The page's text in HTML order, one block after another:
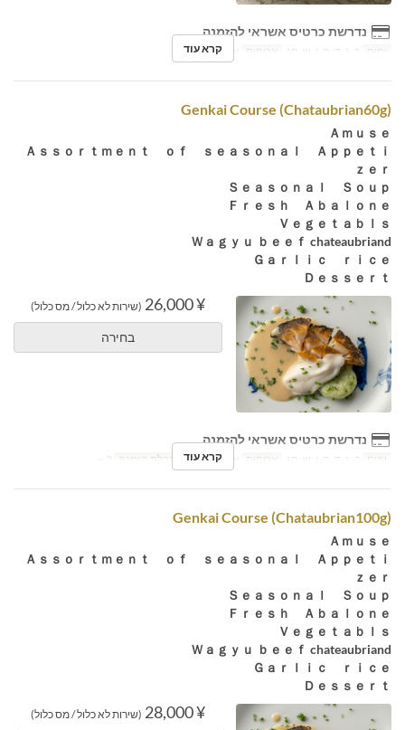
נדרשת כרטיס אשראי להזמנה
ימים ב, ג, ד, ה, ו, ש, חג ארוחות ארוחת ערב
קרא עוד
Genkai Course (Chataubrian60g)
Ａｍｕｓｅ
Ａｓｓｏｒｔｍｅｎｔ ｏｆ ｓｅａｓｏｎａｌ Ａｐｐｅｔｉ
ｚｅｒ
Ｓｅａｓｏｎａｌ Ｓｏｕｐ
Ｆｒｅｓｈ Ａｂａｌｏｎｅ
Ｖｅｇｅｔａｂｌｓ
Ｗａｇｙｕ ｂｅｅｆ chateaubriand
Ｇａｒｌｉｃ ｒｉｃｅ
Ｄｅｓｓｅｒｔ
¥ 26,000 (שירות לא כלול / מס כלול)
בחירה
נדרשת כרטיס אשראי להזמנה
ימים ב, ג, ד, ה, ו, ש, חג ארוחות ארוחת ערב מגבלת הזמנה קרא עוד
Genkai Course (Chataubrian100g)
Ａｍｕｓｅ
Ａｓｓｏｒｔｍｅｎｔ ｏｆ ｓｅａｓｏｎａｌ Ａｐｐｅｔｉ
ｚｅｒ
Ｓｅａｓｏｎａｌ Ｓｏｕｐ
Ｆｒｅｓｈ Ａｂａｌｏｎｅ
Ｖｅｇｅｔａｂｌｓ
Ｗａｇｙｕ ｂｅｅｆ chateaubriand
Ｇａｒｌｉｃ ｒｉｃｅ
Ｄｅｓｓｅｒｔ
¥ 28,000 (שירות לא כלול / מס כלול)